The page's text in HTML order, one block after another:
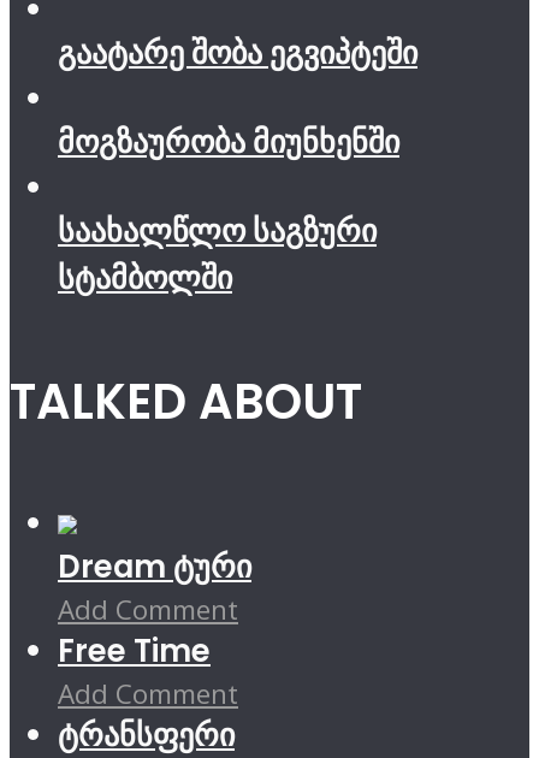
გაატარე შობა ეგვიპტეში
მოგზაურობა მიუნხენში
საახალწლო საგზური
სტამბოლში
TALKED ABOUT
Dream ტური
Add Comment
Free Time
Add Comment
ტრანსფერი